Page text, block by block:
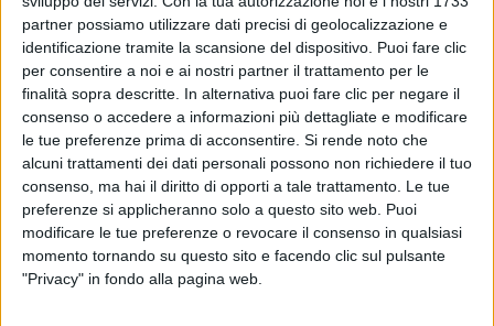
partner possiamo utilizzare dati precisi di geolocalizzazione e
identificazione tramite la scansione del dispositivo. Puoi fare clic
per consentire a noi e ai nostri partner il trattamento per le
finalità sopra descritte. In alternativa puoi fare clic per negare il
consenso o accedere a informazioni più dettagliate e modificare
le tue preferenze prima di acconsentire. Si rende noto che
alcuni trattamenti dei dati personali possono non richiedere il tuo
consenso, ma hai il diritto di opporti a tale trattamento. Le tue
preferenze si applicheranno solo a questo sito web. Puoi
modificare le tue preferenze o revocare il consenso in qualsiasi
momento tornando su questo sito e facendo clic sul pulsante
"Privacy" in fondo alla pagina web.
RADIO ITALIA
VOI TANKA VILLAGE
2VIDEO
RADIO ITALIA
VOI ARENELLA RESORT
1VIDEO
RADIO ITALIA
BRAVO BAIA DI TINDARI 2026
1VIDEO